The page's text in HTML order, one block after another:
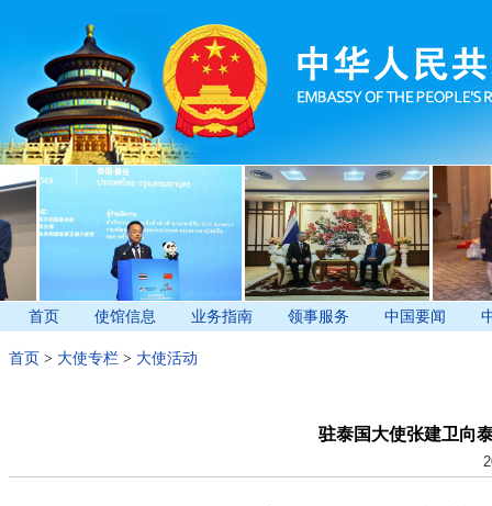
首页 使馆信息 业务指南 领事服务 中国要闻
首页 > 大使专栏 > 大使活动
驻泰国大使张建卫向